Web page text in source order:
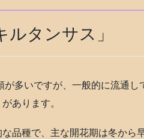
タンサス」
多いですが、一般的に流通し
あります。
品種で、主な開花期は冬から